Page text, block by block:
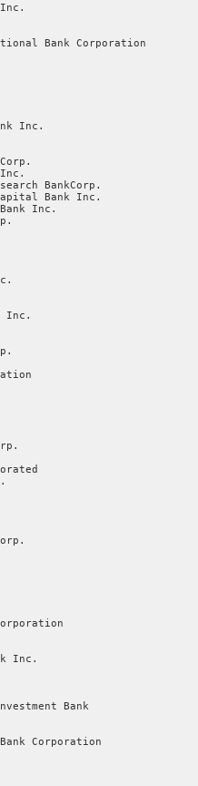
Bank Corporation
Inc.
BankCorp.
Bank Inc.
Inc.
Inc.
Inc.
Bank
Corporation